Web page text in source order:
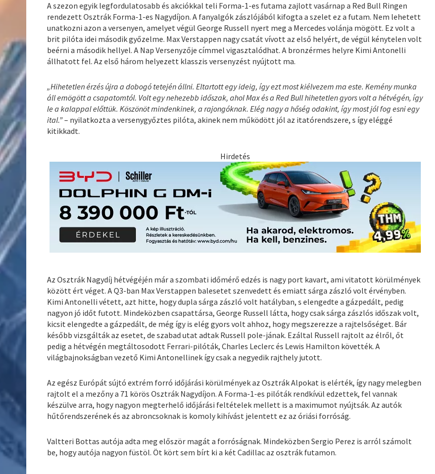
A szezon egyik legfordulatosabb és akciókkal teli Forma-1-es futama zajlott vasárnap a Red Bull Ringen
rendezett Osztrák Forma-1-es Nagydíjon. A fanyalgók zászlójából kifogta a szelet ez a futam. Nem lehetett
unatkozni azon a versenyen, amelyet végül George Russell nyert meg a Mercedes volánja mögött. Ez volt a
brit pilóta idei második győzelme. Max Verstappen nagy csatát vívott az első helyért, de végül kénytelen volt
beérni a második hellyel. A Nap Versenyzője címmel vigasztalódhat. A bronzérmes helyre Kimi Antonelli
állhatott fel. Az első három helyezett klasszis versenyzést nyújtott ma.
„Hihetetlen érzés újra a dobogó tetején állni. Eltartott egy ideig, így ezt most kiélvezem ma este. Kemény munka
áll emögött a csapatomtól. Volt egy nehezebb időszak, ahol Max és a Red Bull hihetetlen gyors volt a hétvégén, így
le a kalappal előttük. Köszönöt mindenkinek, a rajongóknak. Elég nagy a hőség odakint, így most jól fog esni egy
ital.”– nyilatkozta a versenygyőztes pilóta, akinek nem működött jól az itatórendszere, s így eléggé
kitikkadt.
Hirdetés
Az Osztrák Nagydíj hétvégéjén már a szombati időmérő edzés is nagy port kavart, ami vitatott körülmények
között ért véget. A Q3-ban Max Verstappen balesetet szenvedett és emiatt sárga zászló volt érvényben.
Kimi Antonelli vétett, azt hitte, hogy dupla sárga zászló volt hatályban, s elengedte a gázpedált, pedig
nagyon jó időt futott. Mindeközben csapattársa, George Russell látta, hogy csak sárga zászlós időszak volt,
kicsit elengedte a gázpedált, de még így is elég gyors volt ahhoz, hogy megszerezze a rajtelsőséget. Bár
később vizsgálták az esetet, de szabad utat adtak Russell pole-jának. Ezáltal Russell rajtolt az élről, őt
pedig a hétvégén megtáltosodott Ferrari-pilóták, Charles Leclerc és Lewis Hamilton követték. A
világbajnokságban vezető Kimi Antonellinek így csak a negyedik rajthely jutott.
Az egész Európát sújtó extrém forró időjárási körülmények az Osztrák Alpokat is elérték, így nagy melegben
rajtolt el a mezőny a 71 körös Osztrák Nagydíjon. A Forma-1-es pilóták rendkívül edzettek, fel vannak
készülve arra, hogy nagyon megterhelő időjárási feltételek mellett is a maximumot nyújtsák. Az autók
hűtőrendszerének és az abroncsoknak is komoly kihívást jelentett ez az óriási forróság.
Valtteri Bottas autója adta meg először magát a forróságnak. Mindeközben Sergio Perez is arról számolt
be, hogy autója nagyon füstöl. Öt kört sem bírt ki a két Cadillac az osztrák futamon.